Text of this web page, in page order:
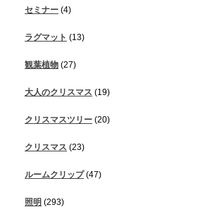
セミナー (4)
ラグマット (13)
観葉植物 (27)
大人のクリスマス (19)
クリスマスツリー (20)
クリスマス (23)
ルームクリップ(47)
照明 (293)